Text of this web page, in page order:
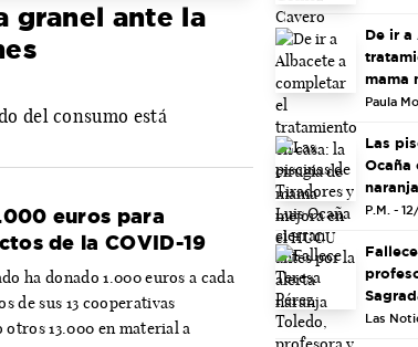
granel ante la
del consumo está
euros para
de la COVID-19
ha donado 1.000 euros a cada
de sus 13 cooperativas
13.000 en material a
De ir a
mama
Paula
Las
Ocaña
naranja
P.M. -
Las